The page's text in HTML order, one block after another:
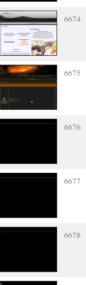
6674
6675
6676
6677
6678